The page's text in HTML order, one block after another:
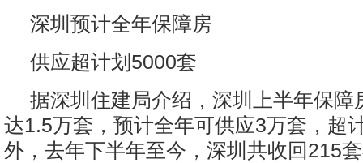
深圳预计全年保障房
供应超计划5000套
据深圳住建局介绍，深圳上半年保障
达1.5万套，预计全年可供应3万套，超
外，去年下半年至今，深圳共收回215